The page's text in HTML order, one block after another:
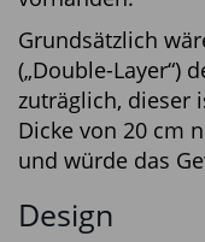
Grundsätzlich
(„Double-Layer“)
zuträglich, dieser
Dicke von 20 cm
und würde das
Design